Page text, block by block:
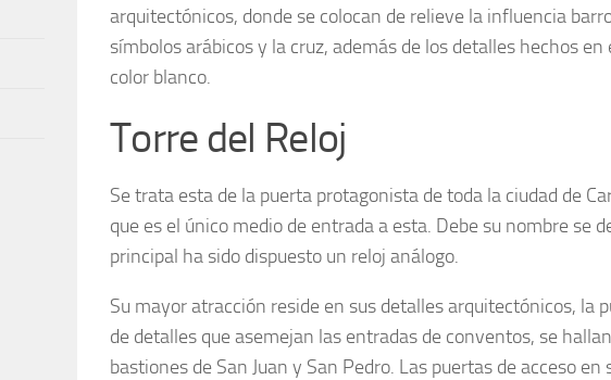
arquitectónicos, donde se colocan de relieve la influencia
símbolos arábicos y la cruz, además de los detalles hechos
color blanco.
Torre del Reloj
Se trata esta de la puerta protagonista de toda la ciudad de
que es el único medio de entrada a esta. Debe su nombre se
principal ha sido dispuesto un reloj análogo.
Su mayor atracción reside en sus detalles arquitectónicos, la
de detalles que asemejan las entradas de conventos, se
bastiones de San Juan y San Pedro. Las puertas de acceso en